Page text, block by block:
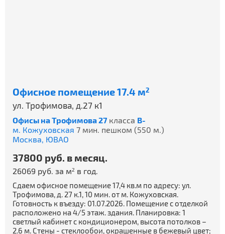
Офисное помещение 17.4 м2
ул. Трофимова, д.27 к1
Офисы на Трофимова 27 класса B-
м. Кожуховская 7 мин. пешком (550 м.)
Москва, ЮВАО
37800 руб. в месяц.
26069 руб. за м2 в год.
Сдаем офисное помещение 17,4 кв.м по адресу: ул.
Трофимова, д. 27 к.1, 10 мин. от м. Кожуховская.
Готовность к въезду: 01.07.2026. Помещение с отделкой
расположено на 4/5 этаж. здания. Планировка: 1
светлый кабинет с кондиционером, высота потолков –
2.6 м. Стены - стеклообои, окрашенные в бежевый цвет;